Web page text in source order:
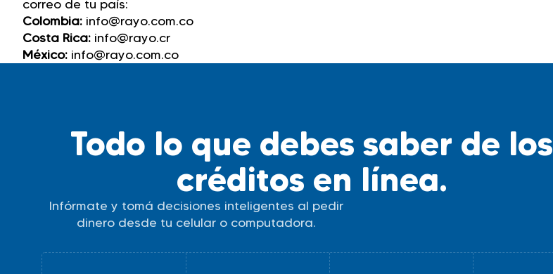
correo de tu país:
Colombia: info@rayo.com.co
Costa Rica: info@rayo.cr
México: info@rayo.com.co
Todo lo que debes saber de los
créditos en línea.
Infórmate y tomá decisiones inteligentes al pedir
dinero desde tu celular o computadora.